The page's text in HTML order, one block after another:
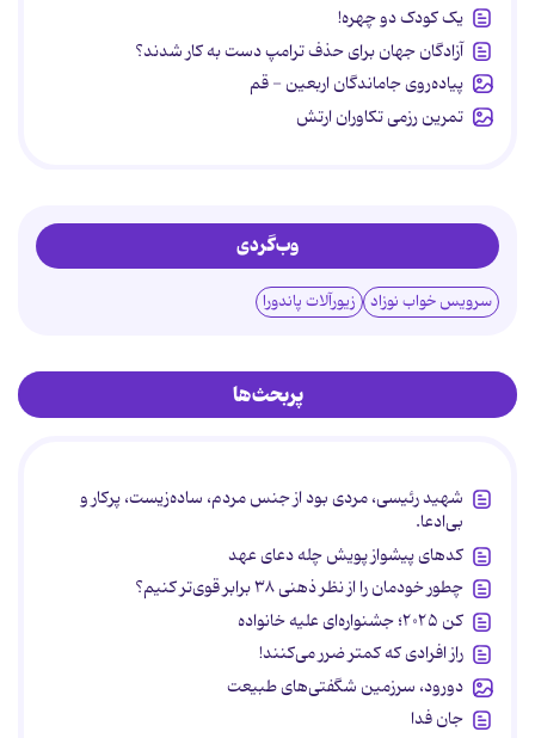
یک کودک دو چهره!
آزادگان جهان برای حذف ترامپ دست به کار شدند؟
پیاده‌روی جاماندگان اربعین - قم
تمرین رزمی تکاوران ارتش
وب‌گردی
سرویس خواب نوزاد زیورآلات پاندورا
پربحث‌ها
شهید رئیسی، مردی بود از جنس مردم، ساده‌زیست، پرکار و
بی‌ادعا.
کدهای پیشواز پویش چله دعای عهد
چطور خودمان را از نظر ذهنی ۳۸ برابر قوی‌تر کنیم؟
کن ۲۰۲۵؛ جشنواره‌ای علیه خانواده
راز افرادی که کمتر ضرر می‌کنند!
دورود، سرزمین شگفتی‌های طبیعت
جان فدا